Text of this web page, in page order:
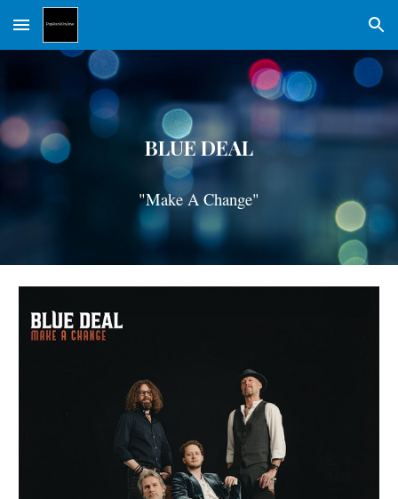
Skip to main content Skip to navigation
BLUE DEAL
"Make A Change"